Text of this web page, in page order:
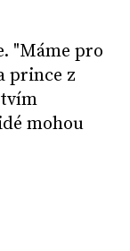
"Máme pro
prince z
mohou